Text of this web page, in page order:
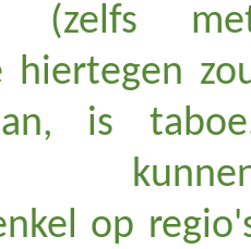
(zelfs
hiertegen
is
op